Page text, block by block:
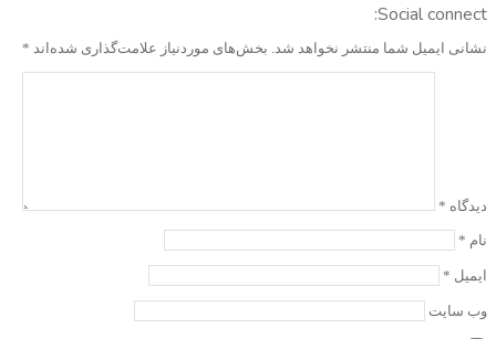
Social connect:
نشانی ایمیل شما منتشر نخواهد شد. بخش‌های موردنیاز علامت‌گذاری شده‌اند *
دیدگاه *
نام *
ایمیل *
وب‌ سایت